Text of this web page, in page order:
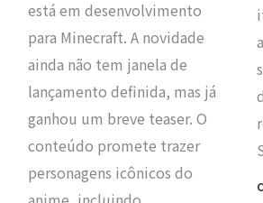
está em desenvolvimento
para Minecraft. A novidade
ainda não tem janela de
lançamento definida, mas já
ganhou um breve teaser. O
conteúdo promete trazer
personagens icônicos do